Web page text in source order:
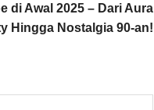
di Awal 2025 – Dari Aura
Hingga Nostalgia 90-an!